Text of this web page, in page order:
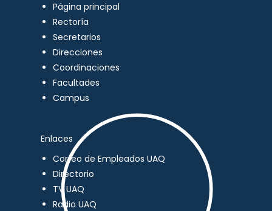
Página principal
Rectoría
Secretarios
Direcciones
Coordinaciones
Facultades
Campus
Enlaces
Correo de Empleados UAQ
Directorio
TV UAQ
Radio UAQ